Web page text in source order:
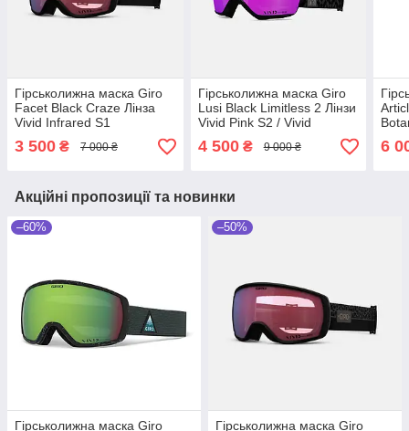
Гірськолижна маска Giro
Facet Black Craze Лінза
Vivid Infrared S1
3 500 ₴ 7 000 ₴
Гірськолижна маска Giro
Lusi Black Limitless 2 Лінзи
Vivid Pink S2 / Vivid
Infrared S1
4 500₴ 9 000 ₴
S2 /
6
Акційні пропозиції та новинки
–60%
Гірськолижна маска Giro
–50%
Гірськолижна маска Giro